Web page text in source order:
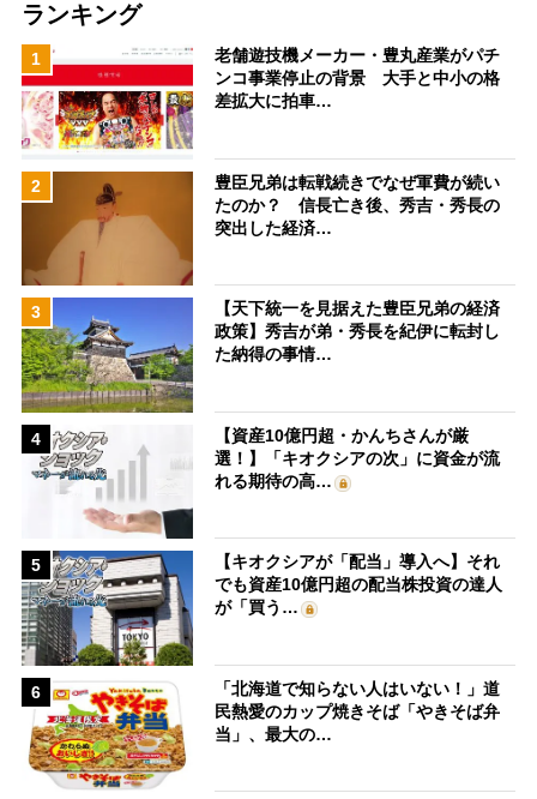
ランキング
1
老舗遊技機メーカー・豊丸産業がパチ
ンコ事業停止の背景 大手と中小の格
差拡大に拍車…
2
豊臣兄弟は転戦続きでなぜ軍費が続い
たのか？ 信長亡き後、秀吉・秀長の
突出した経済…
3
【天下統一を見据えた豊臣兄弟の経済
政策】秀吉が弟・秀長を紀伊に転封し
た納得の事情…
4
【資産10億円超・かんちさんが厳
選！】「キオクシアの次」に資金が流
れる期待の高…
5
【キオクシアが「配当」導入へ】それ
でも資産10億円超の配当株投資の達人
が「買う…
6
「北海道で知らない人はいない！」道
民熱愛のカップ焼きそば「やきそば弁
当」、最大の…